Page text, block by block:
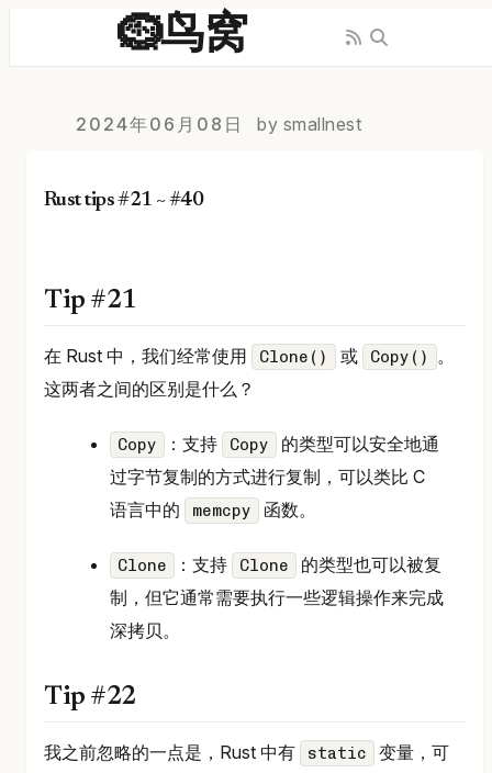
🪹鸟窝
2024年06月08日 by smallnest
Rust tips #21 ~ #40
Tip #21
在 Rust 中，我们经常使用 Clone() 或 Copy()
。
这两者之间的区别是什么？
Copy ：支持 Copy
的类型可以安全地通
过字节复制的方式进行复制，可以类比 C
语言中的
memcpy 函数。
Clone ：支持 Clone
的类型也可以被复
制，但它通常需要执行一些逻辑操作来完成
深拷贝。
Tip #22
我之前忽略的一点是，Rust 中有 static
变量，可